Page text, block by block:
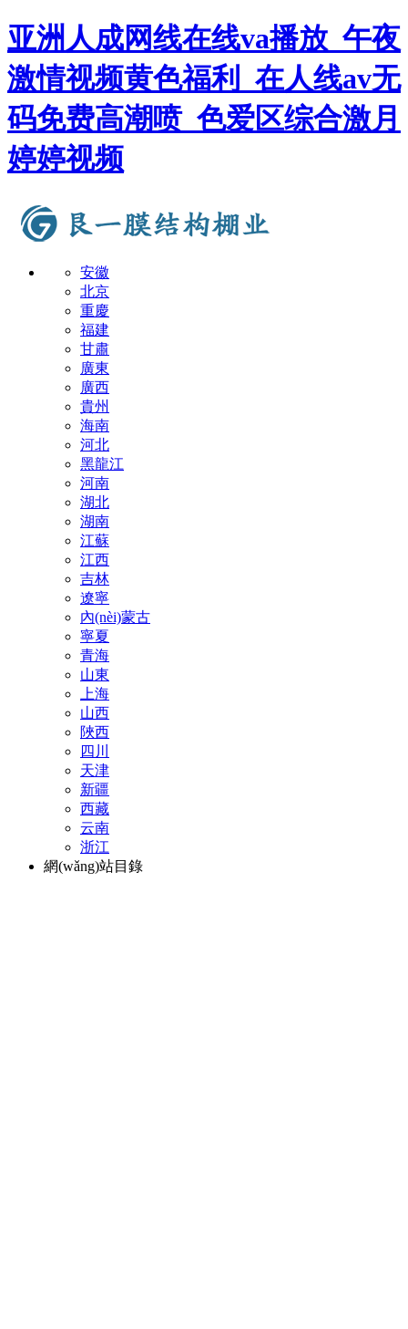
亚洲人成网线在线va播放_午夜
激情视频黄色福利_在人线av无
码免费高潮喷_色爱区综合激月
婷婷视频
安徽
北京
重慶
福建
甘肅
廣東
廣西
貴州
海南
河北
黑龍江
河南
湖北
湖南
江蘇
江西
吉林
遼寧
內(nèi)蒙古
寧夏
青海
山東
上海
山西
陜西
四川
天津
新疆
西藏
云南
浙江
網(wǎng)站目錄